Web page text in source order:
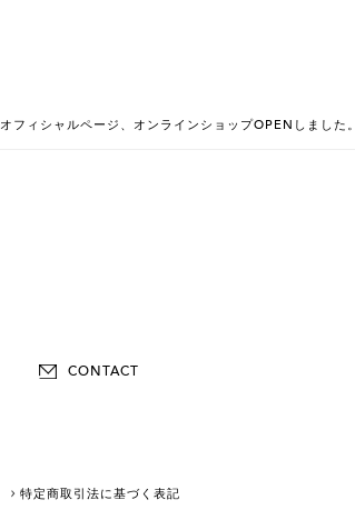
オフィシャルページ、オンラインショップOPENしました。
CONTACT
特定商取引法に基づく表記